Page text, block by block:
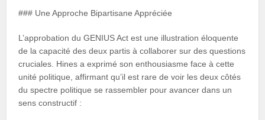
### Une Approche Bipartisane Appréciée
L’approbation du GENIUS Act est une illustration éloquente
de la capacité des deux partis à collaborer sur des questions
cruciales. Hines a exprimé son enthousiasme face à cette
unité politique, affirmant qu’il est rare de voir les deux côtés
du spectre politique se rassembler pour avancer dans un
sens constructif :